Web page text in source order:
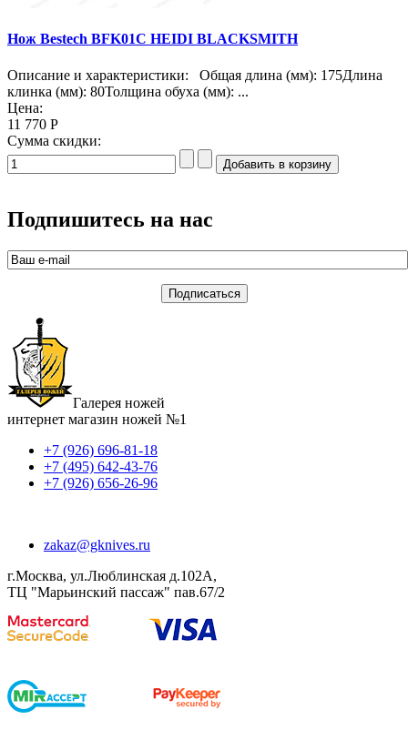
Нож Bestech BFK01C HEIDI BLACKSMITH
Описание и характеристики: Общая длина (мм): 175Длина
клинка (мм): 80Толщина обуха (мм): ...
Цена:
11 770 Р
Сумма скидки:
Подпишитесь на нас
Галерея ножей
интернет магазин ножей №1
+7 (926) 696-81-18
+7 (495) 642-43-76
+7 (926) 656-26-96
zakaz@gknives.ru
г.Москва, ул.Люблинская д.102А,
ТЦ "Марьинский пассаж" пав.67/2